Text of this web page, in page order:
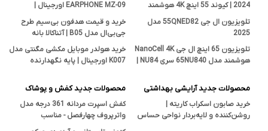
2024 | کیوند 55 اینچ 4K هوشمند
اصل
تلویزیون ال جی 55QNED82 مدل
2025
تلویزیون 65 اینچ ال جی NanoCell 4K
EARPHONE MZ-09 اورجینال |
فروشگاه آتناکالا بانه
خرید و قیمت هدفون بی‌سیم طرح
جی‌بی‌ال مدل B05 | آتناکالا بانه
خرید هولدر موبایل مکشی مگنتی مدل
K007 اورجینال | پایه نگهدارنده
محصولات جدید آرایشی بهداشتی
خرید صابون اسکراب کاریته |
روشن‌کننده و لایه‌بردار نواحی حساس
محصولات جدید کفش و پوشاک
کفش اسپرت مردانه 361 درجه مدل
واترپروف چهارفصل - مناسب
پیاده‌روی، کوهنوردی و استفاده روزمره